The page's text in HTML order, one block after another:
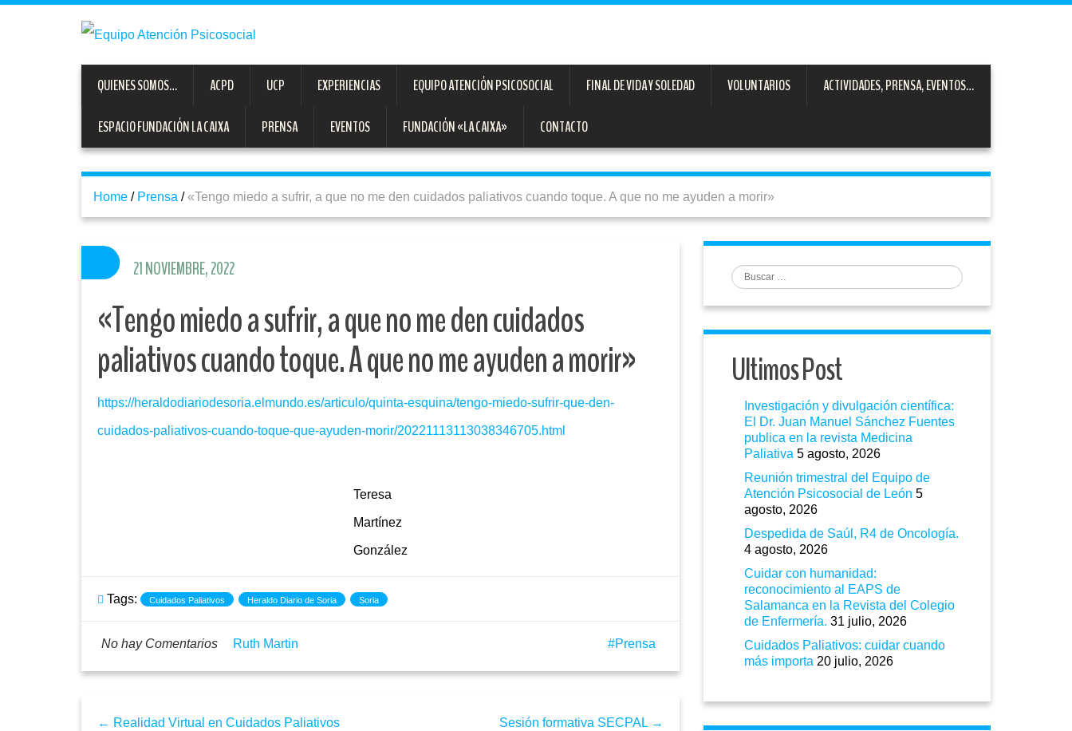
QUIENES SOMOS… ACPD UCP EXPERIENCIAS EQUIPO ATENCIÓN PSICOSOCIAL FINAL DE VIDA Y SOLEDAD VOLUNTARIOS ACTIVIDADES, PRENSA, EVENTOS…
ESPACIO FUNDACIÓN LA CAIXA PRENSA EVENTOS FUNDACIÓN «LA CAIXA» CONTACTO
Home / Prensa / «Tengo miedo a sufrir, a que no me den cuidados paliativos cuando toque. A que no me ayuden a morir»
«Tengo miedo a sufrir, a que no me den cuidados
paliativos cuando toque. A que no me ayuden a morir»
https://heraldodiariodesoria.elmundo.es/articulo/quinta-esquina/tengo-miedo-sufrir-que-den-
cuidados-paliativos-cuando-toque-que-ayuden-morir/20221113113038346705.html
Teresa
Martínez
González
Tags: Cuidados Paliativos Heraldo Diario de Soria Soria
21 NOVIEMBRE, 2022
Prensa
No hay Comentarios Ruth Martin
← Realidad Virtual en Cuidados Paliativos Sesión formativa SECPAL →
Buscar
Ultimos Post
Investigación y divulgación científica:
El Dr. Juan Manuel Sánchez Fuentes
publica en la revista Medicina
Paliativa 5 agosto, 2026
Reunión trimestral del Equipo de
Atención Psicosocial de León 5
agosto, 2026
Despedida de Saúl, R4 de Oncología.
4 agosto, 2026
Cuidar con humanidad:
reconocimiento al EAPS de
Salamanca en la Revista del Colegio
de Enfermería. 31 julio, 2026
Cuidados Paliativos: cuidar cuando
más importa 20 julio, 2026